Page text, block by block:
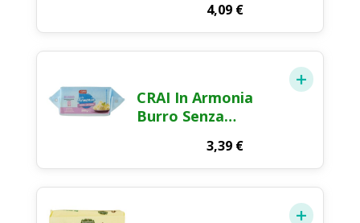
4,09 €
CRAI In Armonia
Burro Senza
3,39 €